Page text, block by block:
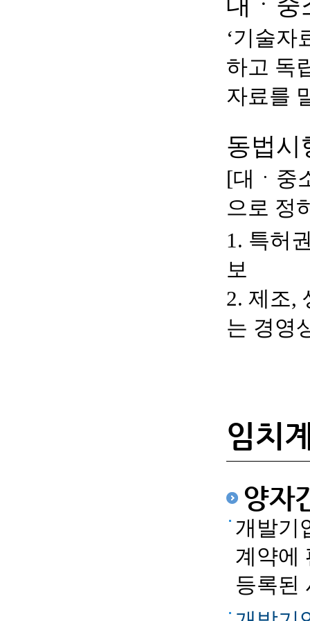
대ㆍ중
‘기술자
하고 독
자료를
동법시
[대ㆍ중
으로 정
1. 특허
보
2. 제조,
는 경영
임치
양자
개발기
계약에
등록된